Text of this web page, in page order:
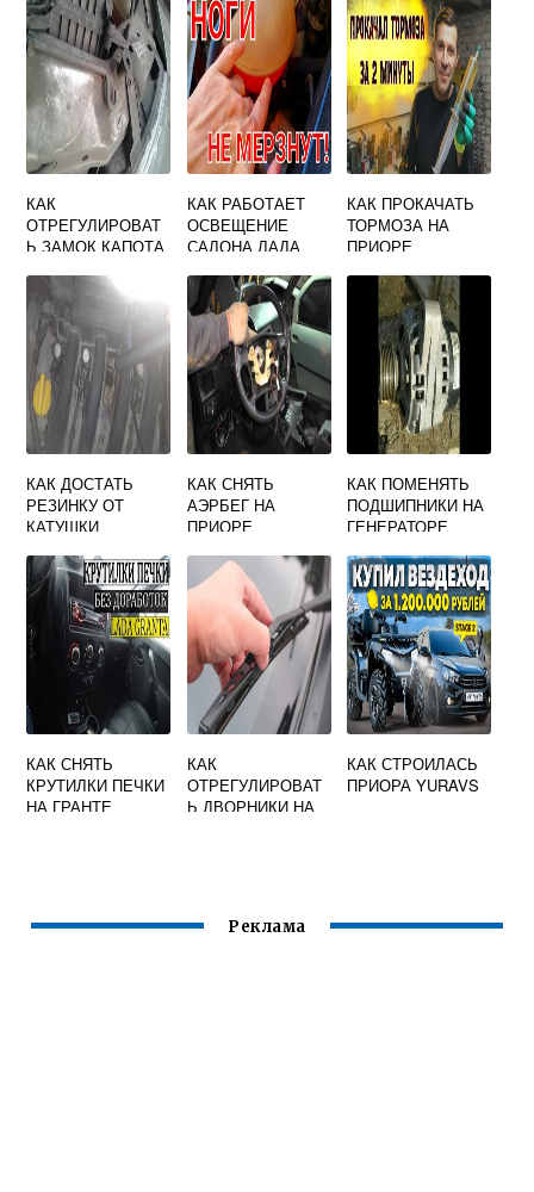
КАК
ОТРЕГУЛИРОВАТ
Ь ЗАМОК КАПОТА
КАК РАБОТАЕТ
ОСВЕЩЕНИЕ
САЛОНА ЛАДА
КАК ПРОКАЧАТЬ
ТОРМОЗА НА
ПРИОРЕ
КАК ДОСТАТЬ
РЕЗИНКУ ОТ
КАТУШКИ
КОЛОДЦА
ПРИОРА
КАК СНЯТЬ
АЭРБЕГ НА
ПРИОРЕ
КАК ПОМЕНЯТЬ
ПОДШИПНИКИ НА
ГЕНЕРАТОРЕ
КАК СНЯТЬ
КРУТИЛКИ ПЕЧКИ
НА ГРАНТЕ
КАК
ОТРЕГУЛИРОВАТ
Ь ДВОРНИКИ НА
КАК СТРОИЛАСЬ
ПРИОРА YURAVS
Реклама